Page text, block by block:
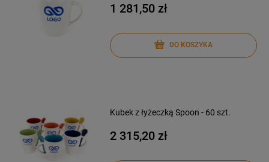
1 281,50 zł
DO KOSZYKA
Kubek z łyżeczką Spoon - 60 szt.
2 315,20 zł